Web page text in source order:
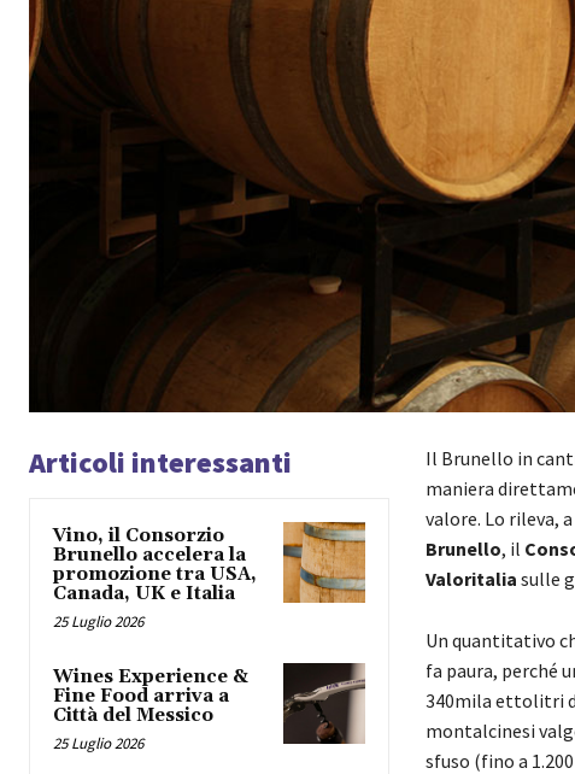
Articoli interessanti
Vino, il Consorzio
Brunello accelera la
promozione tra USA,
Canada, UK e Italia
25 Luglio 2026
Wines Experience &
Fine Food arriva a
Città del Messico
25 Luglio 2026
Il Brunello in
maniera
valore. Lo rileva,
Brunello, il
Valoritalia sulle
Un quantitativo
fa paura, perché
340mila ettolitri
montalcinesi
sfuso (fino a